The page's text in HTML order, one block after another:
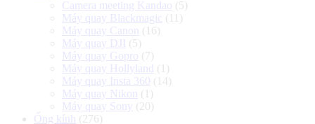
Camera meeting Kandao (5)
Máy quay Blackmagic (11)
Máy quay Canon
(16)
Máy quay DJI (5)
Máy quay Gopro (7)
Máy quay Hollyland
(1)
Máy quay Insta 360 (14)
Máy quay Nikon
(1)
Máy quay Sony (20)
Ống kính
(276)